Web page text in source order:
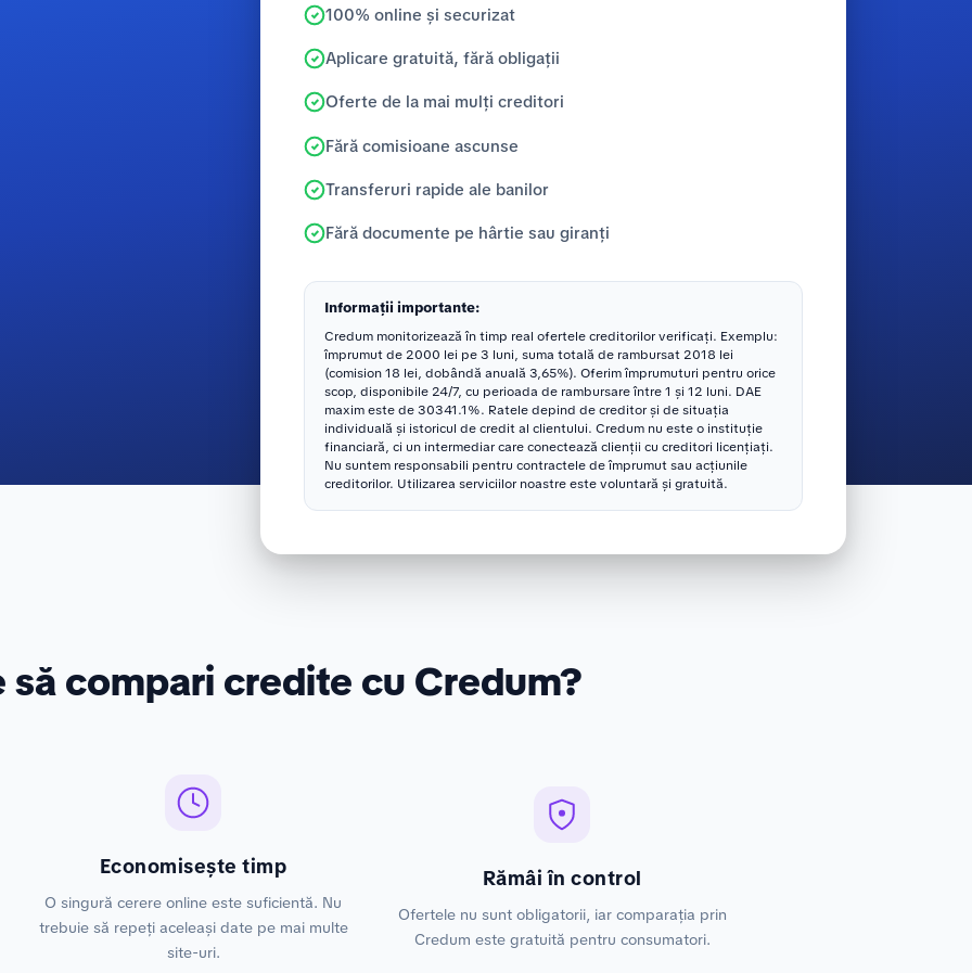
100% online și securizat
Aplicare gratuită, fără obligații
Oferte de la mai mulți creditori
Fără comisioane ascunse
Transferuri rapide ale banilor
Fără documente pe hârtie sau giranți
Informații importante:
Credum monitorizează în timp real ofertele creditorilor verificați. Exemplu:
împrumut de 2000 lei pe 3 luni, suma totală de rambursat 2018 lei
(comision 18 lei, dobândă anuală 3,65%). Oferim împrumuturi pentru orice
scop, disponibile 24/7, cu perioada de rambursare între 1 și 12 luni. DAE
maxim este de 30341.1%. Ratele depind de creditor și de situația
individuală și istoricul de credit al clientului. Credum nu este o instituție
financiară, ci un intermediar care conectează clienții cu creditori licențiați.
Nu suntem responsabili pentru contractele de împrumut sau acțiunile
creditorilor. Utilizarea serviciilor noastre este voluntară și gratuită.
să compari credite cu Credum?
Economisește timp
O singură cerere online este suficientă. Nu
trebuie să repeți aceleași date pe mai multe
site-uri.
Rămâi în control
Ofertele nu sunt obligatorii, iar comparația prin
Credum este gratuită pentru consumatori.